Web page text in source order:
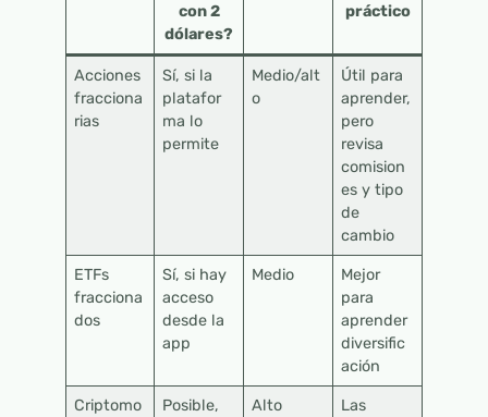
con 2
dólares?
práctico
Acciones
fracciona
rias
Sí, si la
platafor
ma lo
permite
Medio/alt
o
Útil para
aprender,
pero
revisa
comision
es y tipo
de
cambio
ETFs
fracciona
dos
Sí, si hay
acceso
desde la
app
Medio
Mejor
para
aprender
diversific
ación
Criptomo
Posible,
Alto
Las